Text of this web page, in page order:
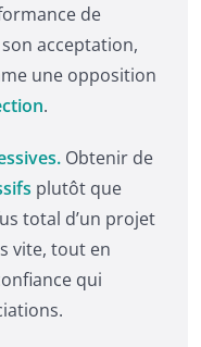
de
acceptation,
une opposition
.
Obtenir de
plutôt que
total d’un projet
vite, tout en
qui